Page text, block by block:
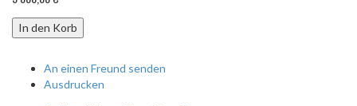
In den Korb
An einen Freund senden
Ausdrucken